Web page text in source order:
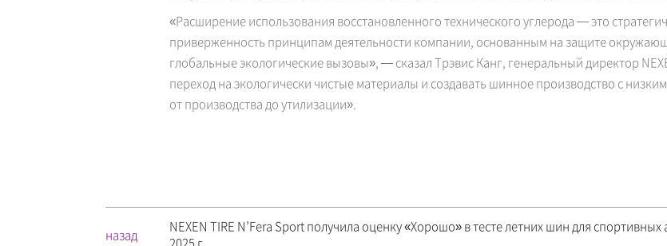
«Расширение использования восстановленного технического углерода — это
приверженность принципам деятельности компании, основанным на защите
глобальные экологические вызовы», — сказал Трэвис Канг, генеральный директор
переход на экологически чистые материалы и создавать шинное производство с
от производства до утилизации».
назад
NEXEN TIRE N’Fera Sport получила оценку «Хорошо» в тесте летних шин для